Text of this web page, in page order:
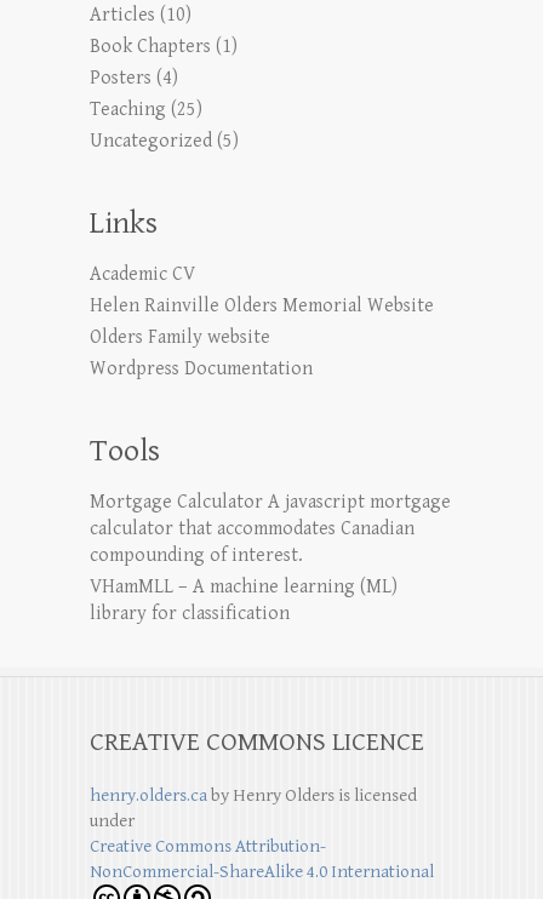
Articles (10)
Book Chapters (1)
Posters (4)
Teaching (25)
Uncategorized (5)
Links
Academic CV
Helen Rainville Olders Memorial Website
Olders Family website
Wordpress Documentation
Tools
Mortgage Calculator A javascript mortgage
calculator that accommodates Canadian
compounding of interest.
VHamMLL – A machine learning (ML)
library for classification
CREATIVE COMMONS LICENCE
henry.olders.caby Henry Olders is licensed
under
Creative Commons Attribution-
NonCommercial-ShareAlike 4.0 International